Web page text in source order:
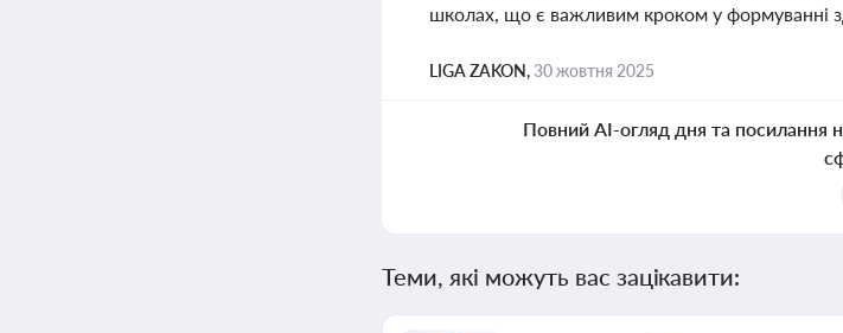
школах, що є важливим кроком у формуванні
LIGA ZAKON,30 жовтня 2025
Повний AI-огляд дня та посилання
Теми, які можуть вас зацікавити: